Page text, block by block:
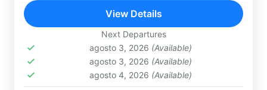
EXCURSIONES DE UN DÍA
COLORES
View Details
Next Departures
agosto 3, 2026 (Available)
agosto 3, 2026 (Available)
agosto 4, 2026 (Available)